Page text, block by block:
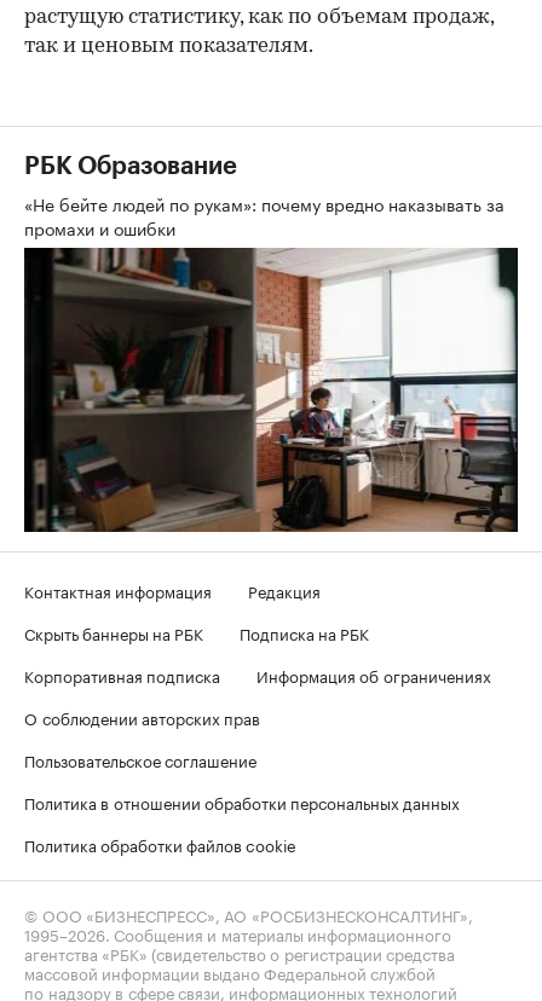
растущую статистику, как по объемам продаж,
так и ценовым показателям.
РБК Образование
«Не бейте людей по рукам»: почему вредно наказывать за
промахи и ошибки
Контактная информация
Редакция
Скрыть баннеры на РБК
Подписка на РБК
Корпоративная подписка
Информация об ограничениях
О соблюдении авторских прав
Пользовательское соглашение
Политика в отношении обработки персональных данных
Политика обработки файлов cookie
© ООО «БИЗНЕСПРЕСС», АО «РОСБИЗНЕСКОНСАЛТИНГ»,
1995–2026. Сообщения и материалы информационного
агентства «РБК» (свидетельство о регистрации средства
массовой информации выдано Федеральной службой
по надзору в сфере связи, информационных технологий